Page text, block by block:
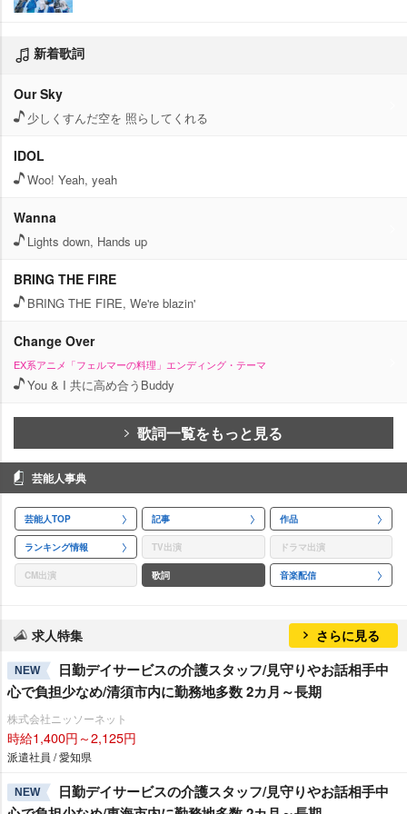
新着歌詞
Our Sky
少しくすんだ空を 照らしてくれる
IDOL
Woo! Yeah, yeah
Wanna
Lights down, Hands up
BRING THE FIRE
BRING THE FIRE, We're blazin'
Change Over
EX系アニメ「フェルマーの料理」エンディング・テーマ
You & I 共に高め合うBuddy
歌詞一覧をもっと見る
芸能人事典
芸能人TOP 記事 作品
ランキング情報 TV出演 ドラマ出演
CM出演 歌詞 音楽配信
求人特集 さらに見る
NEW
日勤デイサービスの介護スタッフ/見守りやお話相手中
心で負担少なめ/清須市内に勤務地多数 2カ月～長期
株式会社ニッソーネット
時給1,400円～2,125円
派遣社員 / 愛知県
NEW
日勤デイサービスの介護スタッフ/見守りやお話相手中